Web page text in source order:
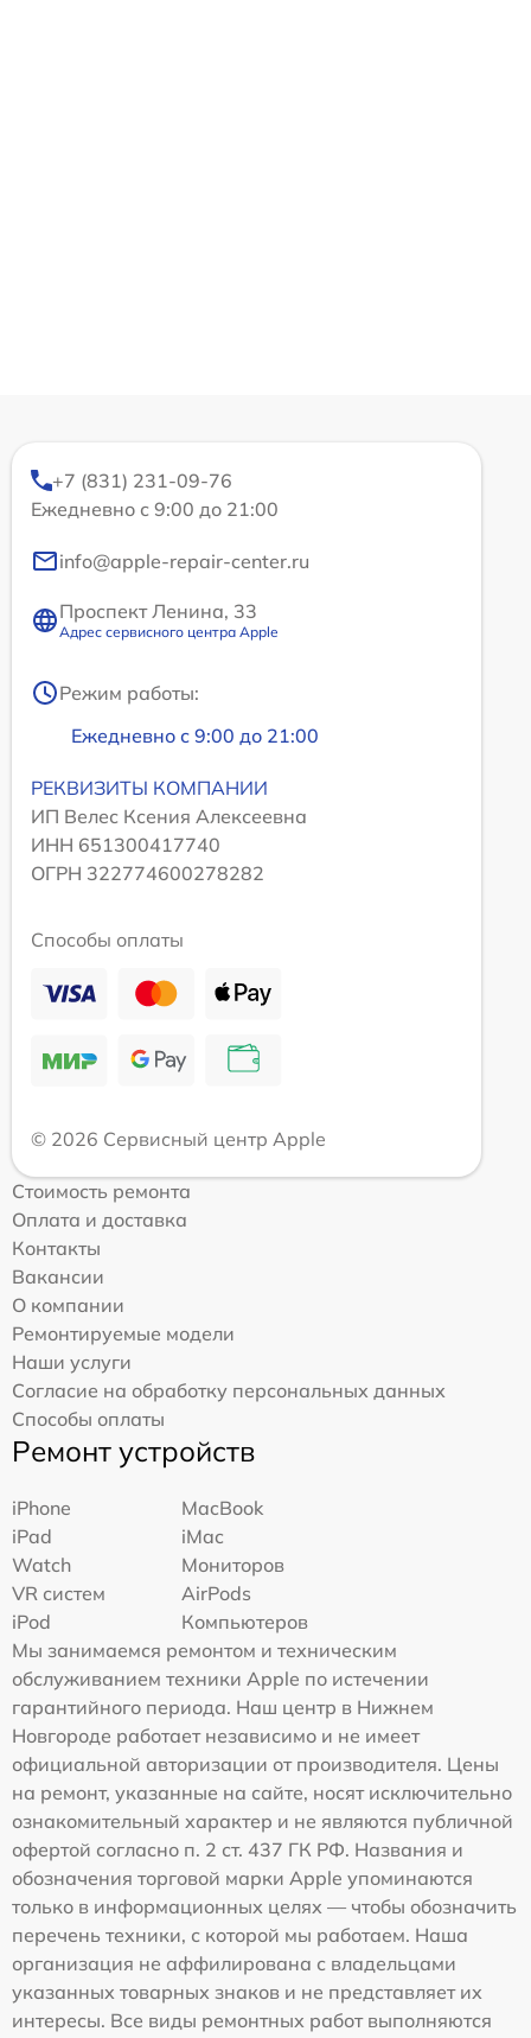
+7 (831) 231-09-76
Ежедневно с 9:00 до 21:00
info@apple-repair-center.ru
Проспект Ленина, 33
Адрес сервисного центра Apple
Режим работы:
Ежедневно с 9:00 до 21:00
РЕКВИЗИТЫ КОМПАНИИ
ИП Велес Ксения Алексеевна
ИНН 651300417740
ОГРН 322774600278282
Способы оплаты
© 2026 Сервисный центр Apple
Стоимость ремонта
Оплата и доставка
Контакты
Вакансии
О компании
Ремонтируемые модели
Наши услуги
Согласие на обработку персональных данных
Способы оплаты
Ремонт устройств
iPhone
MacBook
iPad
iMac
Watch
Мониторов
VR систем
AirPods
iPod
Компьютеров
Мы занимаемся ремонтом и техническим
обслуживанием техники Apple по истечении
гарантийного периода. Наш центр в Нижнем
Новгороде работает независимо и не имеет
официальной авторизации от производителя. Цены
на ремонт, указанные на сайте, носят исключительно
ознакомительный характер и не являются публичной
офертой согласно п. 2 ст. 437 ГК РФ. Названия и
обозначения торговой марки Apple упоминаются
только в информационных целях — чтобы обозначить
перечень техники, с которой мы работаем. Наша
организация не аффилирована с владельцами
указанных товарных знаков и не представляет их
интересы. Все виды ремонтных работ выполняются